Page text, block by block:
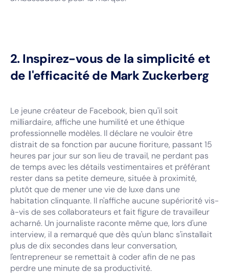
2. Inspirez-vous de la simplicité et
de l'efficacité de Mark Zuckerberg
Le jeune créateur de Facebook, bien qu'il soit
milliardaire, affiche une humilité et une éthique
professionnelle modèles. Il déclare ne vouloir être
distrait de sa fonction par aucune fioriture, passant 15
heures par jour sur son lieu de travail, ne perdant pas
de temps avec les détails vestimentaires et préférant
rester dans sa petite demeure, située à proximité,
plutôt que de mener une vie de luxe dans une
habitation clinquante. Il n'affiche aucune supériorité vis-
à-vis de ses collaborateurs et fait figure de travailleur
acharné. Un journaliste raconte même que, lors d'une
interview, il a remarqué que dès qu'un blanc s'installait
plus de dix secondes dans leur conversation,
l'entrepreneur se remettait à coder afin de ne pas
perdre une minute de sa productivité.